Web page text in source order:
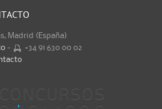
Madrid (España)
-
+34 91 630 00 02